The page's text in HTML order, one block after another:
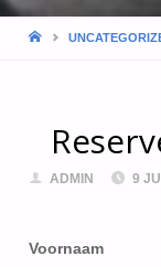
HOME
ADMIN 9
Voornaam